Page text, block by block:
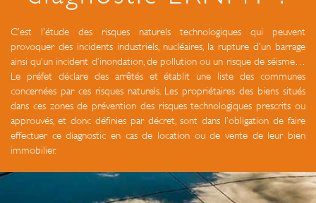
C’est l’étude des risques naturels technologiques qui peuvent
provoquer des incidents industriels, nucléaires, la rupture d’un barrage
ainsi qu’un incident d’inondation, de pollution ou un risque de séisme…
Le préfet déclare des arrêtés et établit une liste des communes
concernées par ces risques naturels. Les propriétaires des biens situés
dans ces zones de prévention des risques technologiques prescrits ou
approuvés, et donc définies par décret, sont dans l’obligation de faire
effectuer ce diagnostic en cas de location ou de vente de leur bien
immobilier.